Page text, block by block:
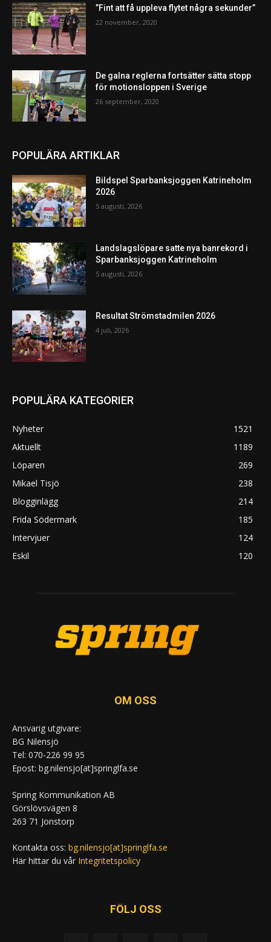
”Fint att få uppleva flytet några sekunder”
22 november, 2020
De galna reglerna fortsätter sätta stopp
för motionsloppen i Sverige
26 september, 2020
POPULÄRA ARTIKLAR
Bildspel Sparbanksjoggen Katrineholm
2026
5 augusti, 2026
Landslagslöpare satte nya banrekord i
Sparbanksjoggen Katrineholm
5 augusti, 2026
Resultat Strömstadmilen 2026
4 juli, 2026
POPULÄRA KATEGORIER
Nyheter
1521
Aktuellt
1189
Löparen
269
Mikael Tisjö
238
Blogginlägg
214
Frida Södermark
185
Intervjuer
124
Eskil
120
OM OSS
Ansvarig utgivare:
BG Nilensjö
Tel: 070-226 99 95
Epost: bg.nilensjo[at]springlfa.se
Spring Kommunikation AB
Görslövsvägen 8
263 71 Jonstorp
Kontakta oss: bg.nilensjo[at]springlfa.se
Här hittar du vår Integritetspolicy
FÖLJ OSS